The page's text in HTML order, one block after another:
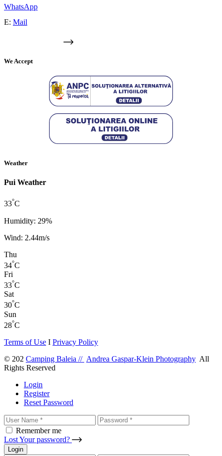
WhatsApp
E: Mail
We Accept
Weather
Pui Weather
33°C
Humidity: 29%
Wind: 2.44m/s
Thu
34°C
Fri
33°C
Sat
30°C
Sun
28°C
Terms of Use I Privacy Policy
© 202 Camping Baleia // Andrea Gaspar-Klein Photography All
Rights Reserved
Login
Register
Reset Password
Remember me
Lost Your password?
Login